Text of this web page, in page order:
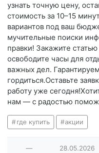
узнать точную цену,
стоимость за 10–15
вариантов под ваш
мучительные поиски
правки! Закажите
освободите часы для
важных дел.
гордиться.Оставьте
работу уже
нам — с радостью
где купить акции
— 28.05.2026